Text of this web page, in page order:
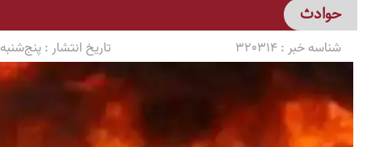
حوادث
شناسه خبر :320314 تاریخ انتشار :پنج‌شنبه 1405/03/07 ساعت 09:21